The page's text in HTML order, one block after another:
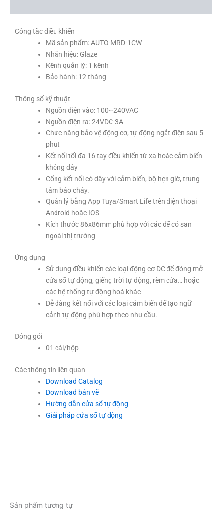
Công tắc điều khiển
Mã sản phẩm: AUTO-MRD-1CW
Nhãn hiệu: Glaze
Kênh quản lý: 1 kênh
Bảo hành: 12 tháng
Thông số kỹ thuật
Nguồn điện vào: 100~240VAC
Nguồn điện ra: 24VDC-3A
Chức năng bảo vệ động cơ, tự động ngắt điện sau 5
phút
Kết nối tối đa 16 tay điều khiển từ xa hoặc cảm biến
không dây
Cổng kết nối có dây với cảm biến, bộ hẹn giờ, trung
tâm báo cháy.
Quản lý bằng App Tuya/Smart Life trên điện thoại
Android hoặc IOS
Kích thước 86x86mm phù hợp với các đế có sẵn
ngoài thị trường
Ứng dụng
Sử dụng điều khiển các loại động cơ DC để đóng mở
cửa sổ tự động, giếng trời tự động, rèm cửa… hoặc
các hệ thống tự động hoá khác
Dễ dàng kết nối với các loại cảm biến để tạo ngữ
cảnh tự động phù hợp theo nhu cầu.
Đóng gói
01 cái/hộp
Các thông tin liên quan
Download Catalog
Download bản vẽ
Hướng dẫn cửa sổ tự động
Giải pháp cửa sổ tự động
Sản phẩm tương tự